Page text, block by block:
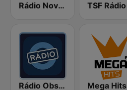
Rádio Nova Era
Rádio Observador Mega Hits